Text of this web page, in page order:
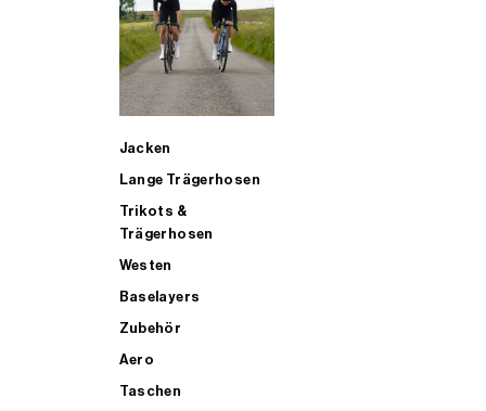
Jacken
Lange Trägerhosen
Trikots &
Trägerhosen
Westen
Baselayers
Zubehör
Aero
Taschen
ALLE TRIATHLONARTIKEL FÜR MÄNNER KAUFEN